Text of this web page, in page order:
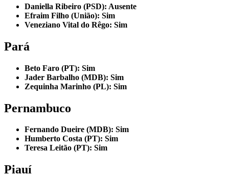
Daniella Ribeiro (PSD): Ausente
Efraim Filho (União): Sim
Veneziano Vital do Rêgo: Sim
Pará
Beto Faro (PT): Sim
Jader Barbalho (MDB): Sim
Zequinha Marinho (PL): Sim
Pernambuco
Fernando Dueire (MDB): Sim
Humberto Costa (PT): Sim
Teresa Leitão (PT): Sim
Piauí